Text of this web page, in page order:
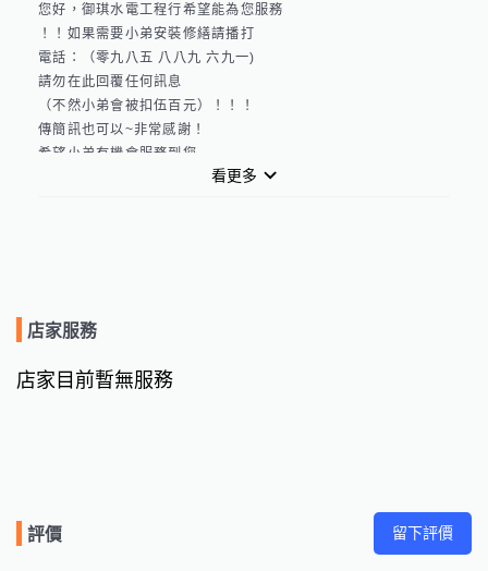
您好，御琪水電工程行希望能為您服務
！！如果需要小弟安裝修繕請播打
電話：（零九八五 八八九 六九一)
請勿在此回覆任何訊息
（不然小弟會被扣伍百元）！！！
傳簡訊也可以~非常感謝！
希望小弟有機會服務到您
我可以馬上去幫你處理這個問題
時間為10：00-24：00 收到訊息馬上與貴客戶聯絡 並約定時間
進行緊急修繕
看更多
店家服務
店家目前暫無服務
評價 留下評價